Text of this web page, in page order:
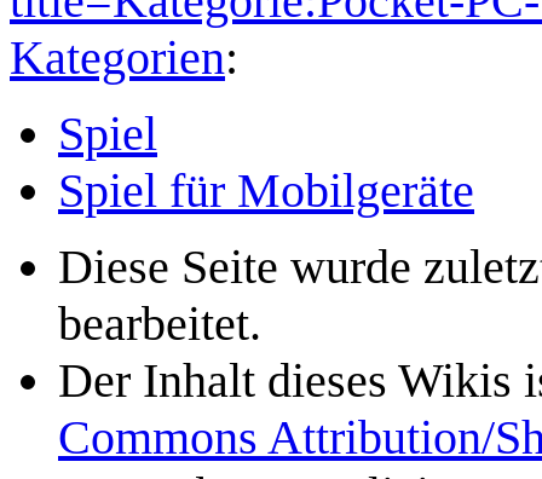
Kategorien:
Spiel
Spiel für Mobilgeräte
Diese Seite wurde
bearbeitet.
Der Inhalt dieses Wikis
Commons Attribution/